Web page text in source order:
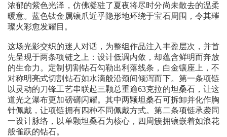
浓郁的紫色光泽，仿佛凝驻了夏夜将尽时分尚未散去的温柔
暖意。蓝色钛金属镶爪近乎隐形地环绕于宝石周围，令其璀
璨火彩愈发耀目。
这场光影交织的迷人对话，为整组作品注入丰盈层次，并首
先呈现于两条项链之上：设计低调内敛，却蕴含鲜明而奔放
的生命力。定制切割钻石勾勒出利落线条，白金镶座上，不
对称明亮式切割钻石如水滴般沿颈间倾泻而下。第一条项链
以灵动的刀锋工艺串联起三颗总重逾63克拉的坦桑石，让这
道光之瀑布更加磅礴闪耀。其中两颗坦桑石可拆卸并化作胸
针佩戴，让项链拥有四种不同佩戴方式。第二条项链承袭同
一设计脉络，以单颗坦桑石为核心，四周簇拥镶嵌着如浪花
般雀跃的钻石。